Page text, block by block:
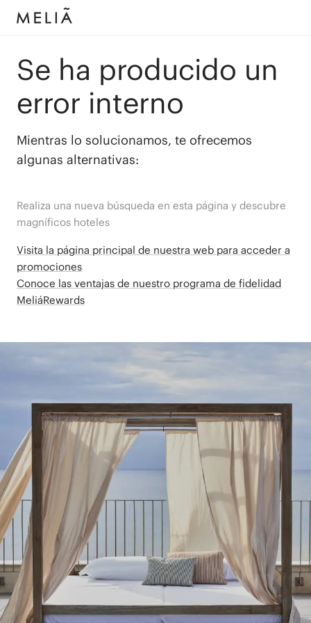
Se ha producido un
error interno
Mientras lo solucionamos, te ofrecemos
algunas alternativas:
Realiza una nueva búsqueda en esta página y descubre
magníficos hoteles
Visita la página principal de nuestra web para acceder a
promociones
Conoce las ventajas de nuestro programa de fidelidad
MeliáRewards